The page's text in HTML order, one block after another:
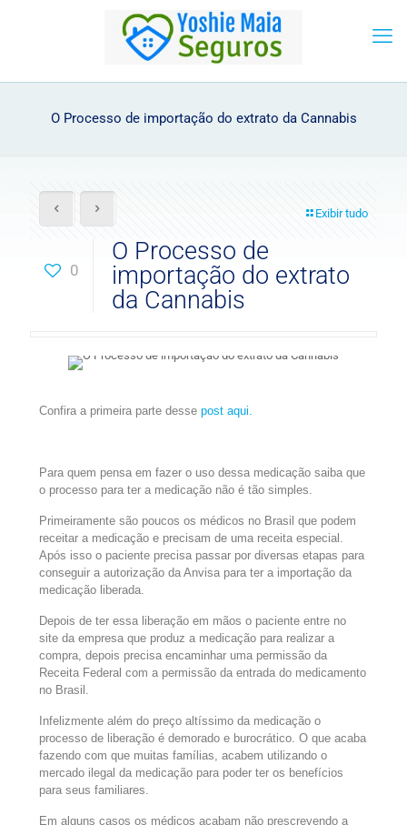
O Processo de importação do extrato da Cannabis
Exibir tudo
0
O Processo de
importação do extrato
da Cannabis
Confira a primeira parte desse post aqui.
Para quem pensa em fazer o uso dessa medicação saiba que
o processo para ter a medicação não é tão simples.
Primeiramente são poucos os médicos no Brasil que podem
receitar a medicação e precisam de uma receita especial.
Após isso o paciente precisa passar por diversas etapas para
conseguir a autorização da Anvisa para ter a importação da
medicação liberada.
Depois de ter essa liberação em mãos o paciente entre no
site da empresa que produz a medicação para realizar a
compra, depois precisa encaminhar uma permissão da
Receita Federal com a permissão da entrada do medicamento
no Brasil.
Infelizmente além do preço altíssimo da medicação o
processo de liberação é demorado e burocrático. O que acaba
fazendo com que muitas famílias, acabem utilizando o
mercado ilegal da medicação para poder ter os benefícios
para seus familiares.
Em alguns casos os médicos acabam não prescrevendo a